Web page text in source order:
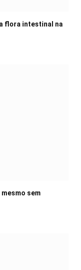
flora intestinal na
sem